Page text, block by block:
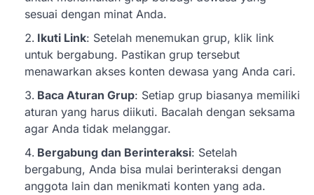
sesuai dengan minat Anda.
Ikuti Link: Setelah menemukan grup, klik link
untuk bergabung. Pastikan grup tersebut
menawarkan akses konten dewasa yang Anda cari.
Baca Aturan Grup: Setiap grup biasanya memiliki
aturan yang harus diikuti. Bacalah dengan seksama
agar Anda tidak melanggar.
Bergabung dan Berinteraksi: Setelah
bergabung, Anda bisa mulai berinteraksi dengan
anggota lain dan menikmati konten yang ada.